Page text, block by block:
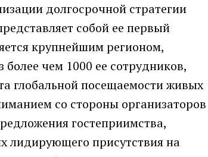
долгосрочной стратегии
собой ее первый
крупнейшим регионом,
чем 1000 ее сотрудников,
глобальной посещаемости живых
со стороны организаторов
гостеприимства,
лидирующего присутствия на